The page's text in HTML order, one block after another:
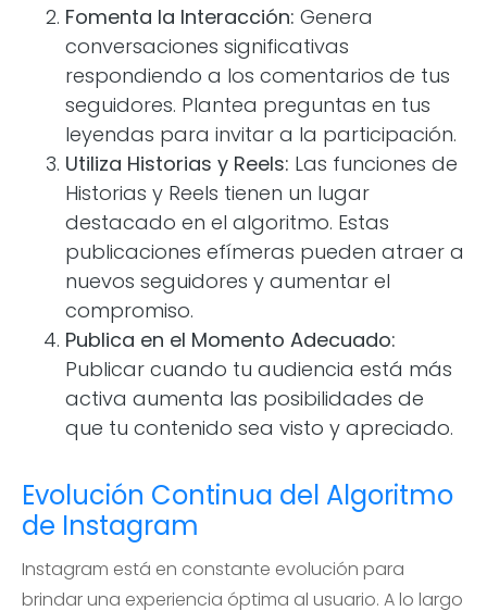
Fomenta la Interacción: Genera
conversaciones significativas
respondiendo a los comentarios de tus
seguidores. Plantea preguntas en tus
leyendas para invitar a la participación.
Utiliza Historias y Reels: Las funciones de
Historias y Reels tienen un lugar
destacado en el algoritmo. Estas
publicaciones efímeras pueden atraer a
nuevos seguidores y aumentar el
compromiso.
Publica en el Momento Adecuado:
Publicar cuando tu audiencia está más
activa aumenta las posibilidades de
que tu contenido sea visto y apreciado.
Evolución Continua del Algoritmo
de Instagram
Instagram está en constante evolución para
brindar una experiencia óptima al usuario. A lo largo